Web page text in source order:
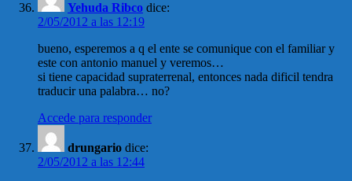
Yehuda Ribco dice:
2/05/2012 a las 12:19
bueno, esperemos a q el ente se comunique con el familiar y
este con antonio manuel y veremos…
si tiene capacidad supraterrenal, entonces nada dificil tendra
traducir una palabra… no?
Accede para responder
drungario dice:
2/05/2012 a las 12:44